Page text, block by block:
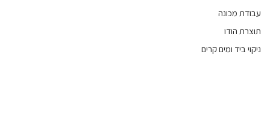
עבודת מכונה
תוצרת הודו
ניקוי ביד ומים קרים